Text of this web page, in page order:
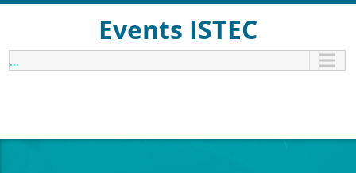
Events ISTEC
...1:00 am